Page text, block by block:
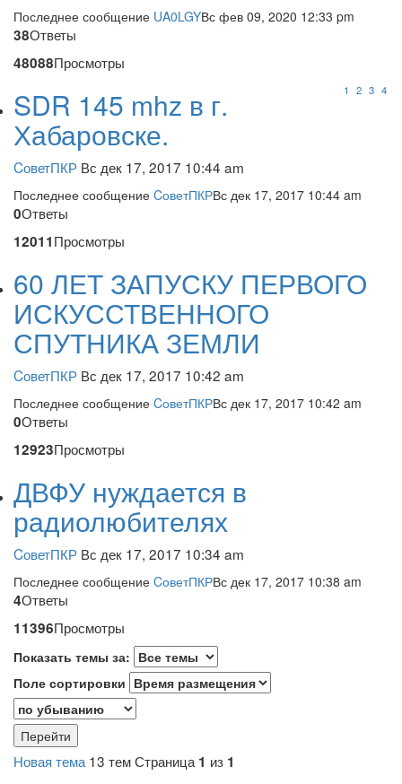
Последнее сообщение UA0LGYВс фев 09, 2020 12:33 pm
38Ответы
48088Просмотры
1 2 3 4
SDR 145 mhz в г.
Хабаровске.
CоветПКР Вс дек 17, 2017 10:44 am
Последнее сообщение CоветПКРВс дек 17, 2017 10:44 am
0Ответы
12011Просмотры
60 ЛЕТ ЗАПУСКУ ПЕРВОГО
ИСКУССТВЕННОГО
СПУТНИКА ЗЕМЛИ
CоветПКР Вс дек 17, 2017 10:42 am
Последнее сообщение CоветПКРВс дек 17, 2017 10:42 am
0Ответы
12923Просмотры
ДВФУ нуждается в
радиолюбителях
CоветПКР Вс дек 17, 2017 10:34 am
Последнее сообщение CоветПКРВс дек 17, 2017 10:38 am
4Ответы
11396Просмотры
Показать темы за:
Поле сортировки
Новая тема 13 темСтраница 1 из 1